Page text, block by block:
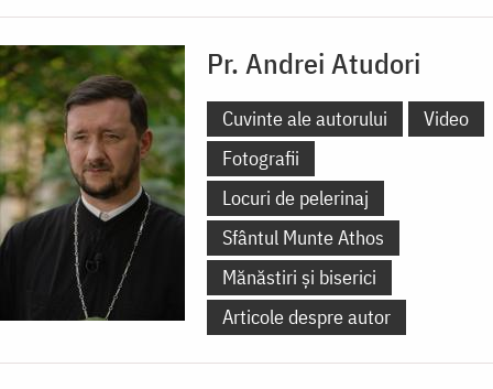
Pr. Andrei Atudori
Cuvinte ale autorului
Video
Fotografii
Locuri de pelerinaj
Sfântul Munte Athos
Mănăstiri și biserici
Articole despre autor